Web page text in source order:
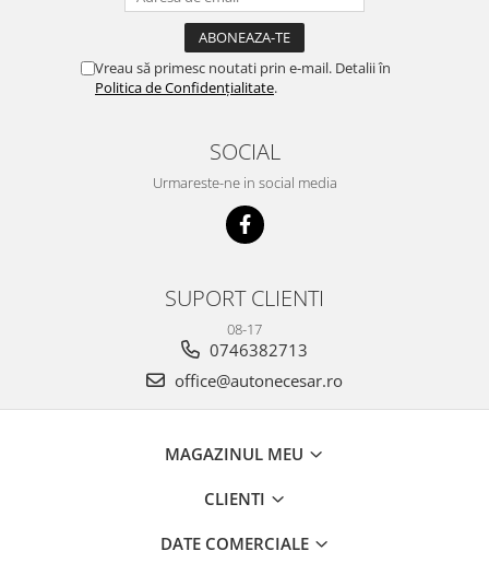
Vreau să primesc noutati prin e-mail. Detalii în
Politica de Confidențialitate.
SOCIAL
Urmareste-ne in social media
SUPORT CLIENTI
08-17
0746382713
office@autonecesar.ro
MAGAZINUL MEU
CLIENTI
DATE COMERCIALE